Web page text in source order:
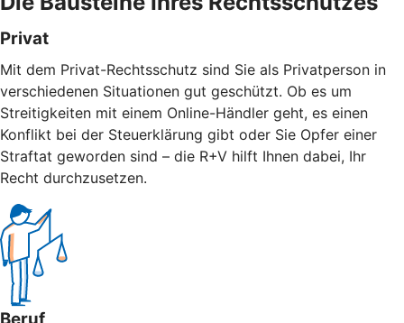
Privat
Mit dem Privat-Rechtsschutz sind Sie als Privatperson in
verschiedenen Situationen gut geschützt. Ob es um
Streitigkeiten mit einem Online-Händler geht, es einen
Konflikt bei der Steuerklärung gibt oder Sie Opfer einer
Straftat geworden sind – die R+V hilft Ihnen dabei, Ihr
Recht durchzusetzen.
Beruf